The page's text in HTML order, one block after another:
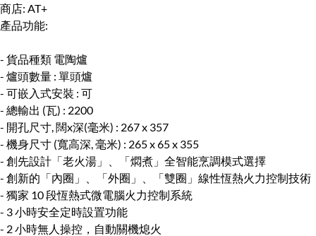
商店: AT+
產品功能:
- 貨品種類 電陶爐
- 爐頭數量 : 單頭爐
- 可嵌入式安裝 : 可
- 總輸出 (瓦) : 2200
- 開孔尺寸, 闊x深(毫米) : 267 x 357
- 機身尺寸 (寬高深, 毫米) : 265 x 65 x 355
- 創先設計「老火湯」、「燜煮」全智能烹調模式選擇
- 創新的「內圈」、「外圈」、「雙圈」線性恆熱火力控制技術
- 獨家 10 段恆熱式微電腦火力控制系統
- 3 小時安全定時設置功能
- 2 小時無人操控，自動關機熄火